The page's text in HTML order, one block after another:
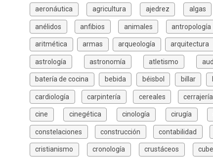
aeronáutica agricultura ajedrez algas
anélidos anfibios animales antropología
aritmética armas arqueología arquitectura
astrología astronomía atletismo
batería de cocina bebida béisbol billar
cardiología carpintería cereales cerrajería
cine cinegética cinología cirugía
constelaciones construcción contabilidad
cristianismo cronología crustáceos